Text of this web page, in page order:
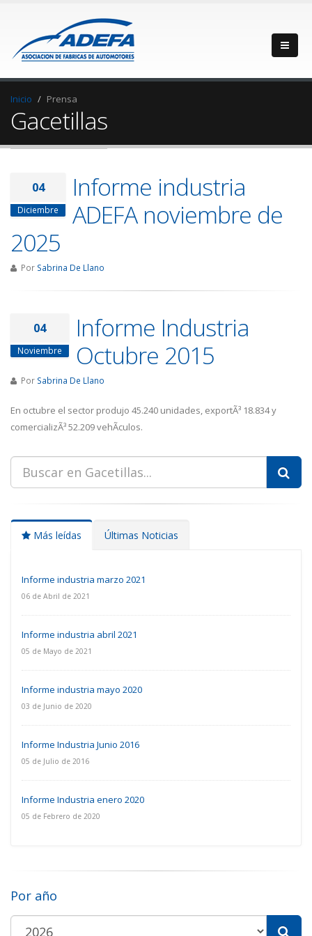
Inicio Prensa
Gacetillas
04
Diciembre
Informe industria
ADEFA noviembre de
2025
Por Sabrina De Llano
04
Noviembre
Informe Industria
Octubre 2015
Por Sabrina De Llano
En octubre el sector produjo 45.240 unidades, exportÃ³ 18.834 y
comercializÃ³ 52.209 vehÃ­culos.
Más leídas Últimas Noticias
Informe industria marzo 2021
06 de Abril de 2021
Informe industria abril 2021
05 de Mayo de 2021
Informe industria mayo 2020
03 de Junio de 2020
Informe Industria Junio 2016
05 de Julio de 2016
Informe Industria enero 2020
05 de Febrero de 2020
Por año